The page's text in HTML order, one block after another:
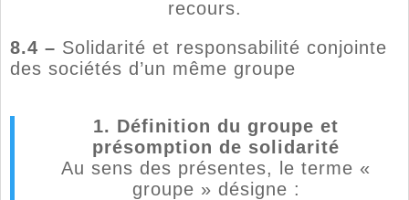
recours.
8.4 – Solidarité et responsabilité conjointe
des sociétés d’un même groupe
1. Définition du groupe et
présomption de solidarité
Au sens des présentes, le terme «
groupe » désigne :